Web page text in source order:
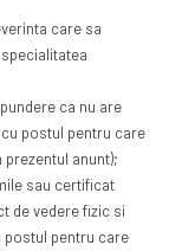
care sa
ca nu are
postul pentru care
anunt);
sau certificat
de vedere fizic si
pentru care